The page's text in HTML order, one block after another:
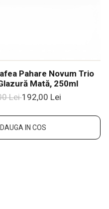
Pahare Novum Trio
Mată, 250ml
Lei192,00 Lei
IN COS